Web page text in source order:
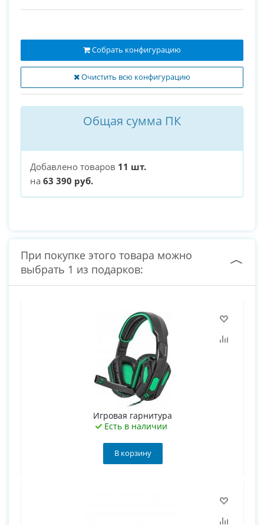
Очистить всю конфигурацию
Собрать конфигурацию
Общая сумма ПК
Добавлено товаров 11 шт.
на 63 390 руб.
При покупке этого товара можно
выбрать 1 из подарков:
Игровая гарнитура
Есть в наличии
В корзину